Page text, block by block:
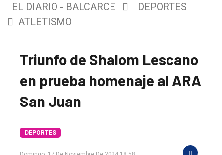
EL DIARIO - BALCARCE
DEPORTES
ATLETISMO
Triunfo de Shalom Lescano
en prueba homenaje al ARA
San Juan
DEPORTES